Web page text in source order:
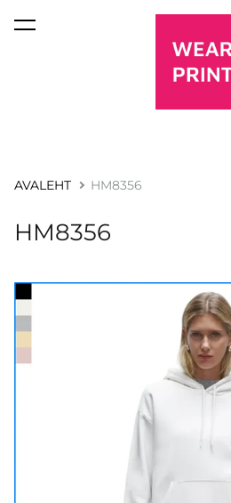
lisati ostukorvi.
AVALEHT HM8356
HM8356